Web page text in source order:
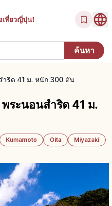
เที่ยวญี่ปุ่น!
ริด 41 ม. หนัก 300 ตัน
ระนอนสำริด 41 ม.
Kumamoto Oita
Miyazaki